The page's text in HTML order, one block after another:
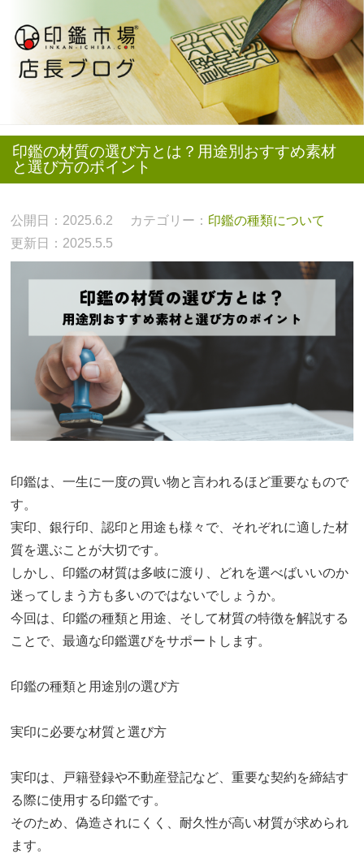
印鑑の材質の選び方とは？用途別おすすめ素材
と選び方のポイント
公開日：2025.6.2 カテゴリー： 印鑑の種類について
更新日：2025.5.5
印鑑は、一生に一度の買い物と言われるほど重要なもので
す。
実印、銀行印、認印と用途も様々で、それぞれに適した材
質を選ぶことが大切です。
しかし、印鑑の材質は多岐に渡り、どれを選べばいいのか
迷ってしまう方も多いのではないでしょうか。
今回は、印鑑の種類と用途、そして材質の特徴を解説する
ことで、最適な印鑑選びをサポートします。
印鑑の種類と用途別の選び方
実印に必要な材質と選び方
実印は、戸籍登録や不動産登記など、重要な契約を締結す
る際に使用する印鑑です。
そのため、偽造されにくく、耐久性が高い材質が求められ
ます。